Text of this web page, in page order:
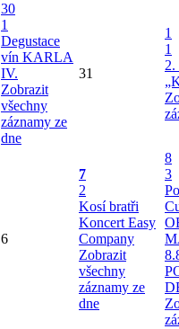
30
1
Degustace
vín KARLA
IV.
Zobrazit
všechny
záznamy ze
dne
31
1
1
2.
6
7
2
Kosí bratři
Koncert Easy
Company
Zobrazit
všechny
záznamy ze
dne
8
3